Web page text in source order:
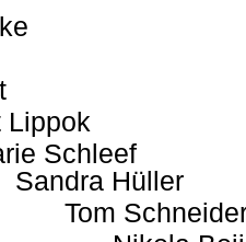
Lippok
Schleef
Sandra Hüller
Tom